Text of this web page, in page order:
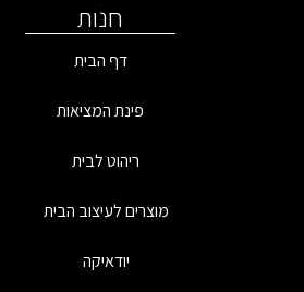
חנות
דף הבית
פינת המציאות
ריהוט לבית
מוצרים לעיצוב הבית
יודאיקה